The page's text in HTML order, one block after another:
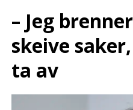
– Jeg
skeive
ta av